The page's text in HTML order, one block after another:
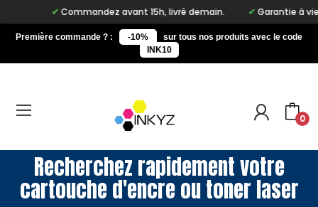
Commandez avant 15h, livré demain. Garantie à vie
Première commande ? : -10%
sur tous nos produits avec le code
INK10
0
Recherchez rapidement votre
cartouche d'encre ou toner laser